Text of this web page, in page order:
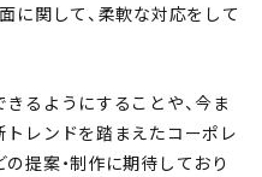
に関して、柔軟な対応をして
るようにすることや、今ま
レンドを踏まえたコーポレ
提案・制作に期待しており